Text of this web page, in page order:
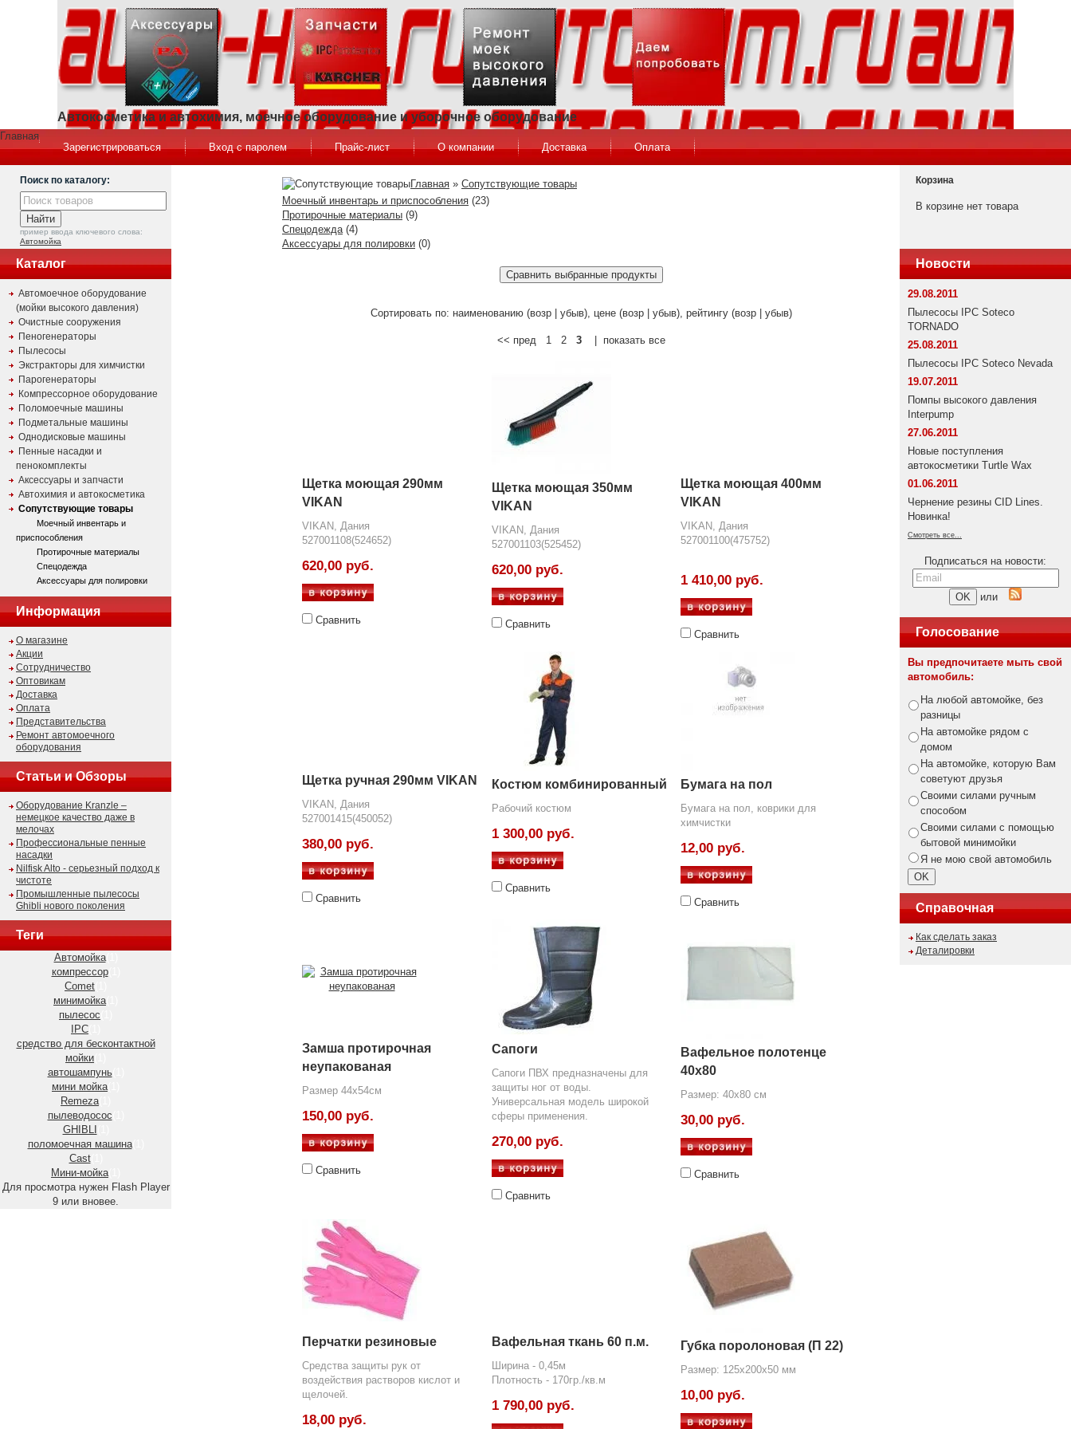
Автокосметика и автохимия, моечное оборудование и уборочное оборудование
Главная
Зарегистрироваться
Вход с паролем Прайс-лист О компании Доставка Оплата
Поиск по каталогу:
пример ввода ключевого слова:
Автомойка
Каталог
Автомоечное оборудование
(мойки высокого давления)
Очистные сооружения
Пеногенераторы
Пылесосы
Экстракторы для химчистки
Парогенераторы
Компрессорное оборудование
Поломоечные машины
Подметальные машины
Однодисковые машины
Пенные насадки и
пенокомплекты
Аксессуары и запчасти
Автохимия и автокосметика
Сопутствующие товары
Моечный инвентарь и
приспособления
Протирочные материалы
Спецодежда
Аксессуары для полировки
Информация
О магазине
Акции
Сотрудничество
Оптовикам
Доставка
Оплата
Представительства
Ремонт автомоечного
оборудования
Статьи и Обзоры
Оборудование Kranzle –
немецкое качество даже в
мелочах
Профессиональные пенные
насадки
Nilfisk Alto - серьезный подход к
чистоте
Промышленные пылесосы
Ghibli нового поколения
Теги
Автомойка(1)
компрессор(1)
Comet
минимойка(1)
пылесос
IPC
средство для бесконтактной
мойки
автошампунь(1)
мини мойка(1)
Remeza(1)
пылеводосос
GHIBLI
поломоечная машина(1)
Cast(1)
Мини-мойка(1)
Для просмотра нужен Flash Player
9 или вновее.
Главная » Сопутствующие товары
Моечный инвентарь и приспособления (23)
Протирочные материалы (9)
Спецодежда(4)
Аксессуары для полировки (0)
Сортировать по: наименованию (возр | убыв), цене (возр | убыв), рейтингу (возр | убыв)
<< пред 1 2 3| показать все
Щетка моющая 290мм
VIKAN
VIKAN, Дания
527001108(524652)
620,00 руб.
Сравнить
Щетка моющая 350мм
VIKAN
VIKAN, Дания
527001103(525452)
620,00 руб.
Сравнить
Щетка моющая 400мм
VIKAN
VIKAN, Дания
527001100(475752)
1 410,00 руб.
Сравнить
Щетка ручная 290мм VIKAN
VIKAN, Дания
527001415(450052)
380,00 руб.
Сравнить
Костюм комбинированный
Рабочий костюм
1 300,00 руб.
Сравнить
Бумага на пол
Бумага на пол, коврики для
химчистки
12,00 руб.
Сравнить
Замша протирочная
неупакованая
Размер 44х54см
150,00 руб.
Сравнить
Сапоги
Сапоги ПВХ предназначены для
защиты ног от воды.
Универсальная модель широкой
сферы применения.
270,00 руб.
Сравнить
Вафельное полотенце
40х80
Размер: 40x80 см
30,00 руб.
Сравнить
Перчатки резиновые
Средства защиты рук от
воздействия растворов кислот и
щелочей.
18,00 руб.
Вафельная ткань 60 п.м.
Ширина - 0,45м
Плотность - 170гр./кв.м
1 790,00 руб.
Губка поролоновая (П 22)
Размер: 125x200x50 мм
10,00 руб.
Корзина
В корзине нет товара
Новости
29.08.2011
Пылесосы IPC Soteco
TORNADO
25.08.2011
Пылесосы IPC Soteco Nevada
19.07.2011
Помпы высокого давления
Interpump
27.06.2011
Новые поступления
автокосметики Turtle Wax
01.06.2011
Чернение резины CID Lines.
Новинка!
Смотреть все...
Подписаться на новости:
или
Голосование
Вы предпочитаете мыть свой
автомобиль:
На любой автомойке, без
разницы
На автомойке рядом с
домом
На автомойке, которую Вам
советуют друзья
Своими силами ручным
способом
Своими силами с помощью
бытовой минимойки
Я не мою свой автомобиль
Справочная
Как сделать заказ
Деталировки